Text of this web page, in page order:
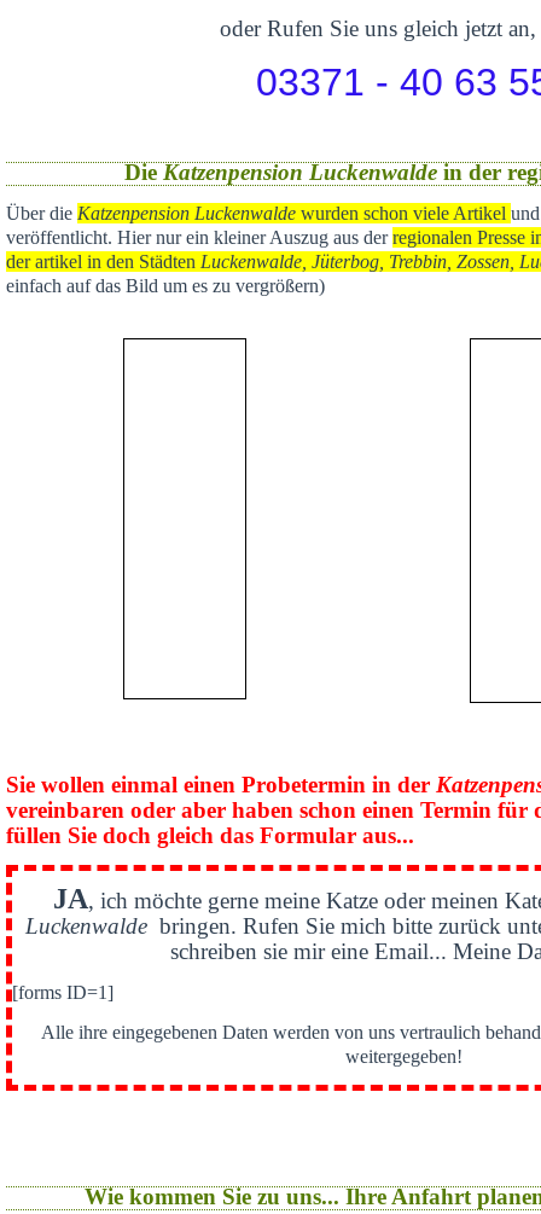
oder Rufen Sie uns gleich jetzt an,
03371 - 40 63
Die Katzenpension Luckenwaldein der
Über die Katzenpension Luckenwalde wurden schon viele Artikel
veröffentlicht. Hier nur ein kleiner Auszug aus derregionalen Presse
der artikel in den Städten Luckenwalde, Jüterbog, Trebbin, Zossen,
einfach auf das Bild um es zu vergrößern)
Sie wollen einmal einen Probetermin in der
vereinbaren oder aber haben schon einen Termin für
füllen Sie doch gleich das Formular aus...
JA, ich möchte gerne meine Katze oder meinen
Luckenwaldebringen. Rufen Sie mich bitte zurück
schreiben sie mir eine Email... Meine
[forms ID=1]
Alle ihre eingegebenen Daten werden von uns vertraulich
weitergegeben!
Wie kommen Sie zu uns... Ihre Anfahrt